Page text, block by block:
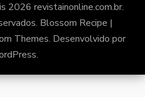
2026 revistainonline.com.br.
Blossom Recipe |
Themes. Desenvolvido por
.